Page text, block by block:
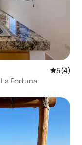
5 av 5 i
5 (4)
Fortuna